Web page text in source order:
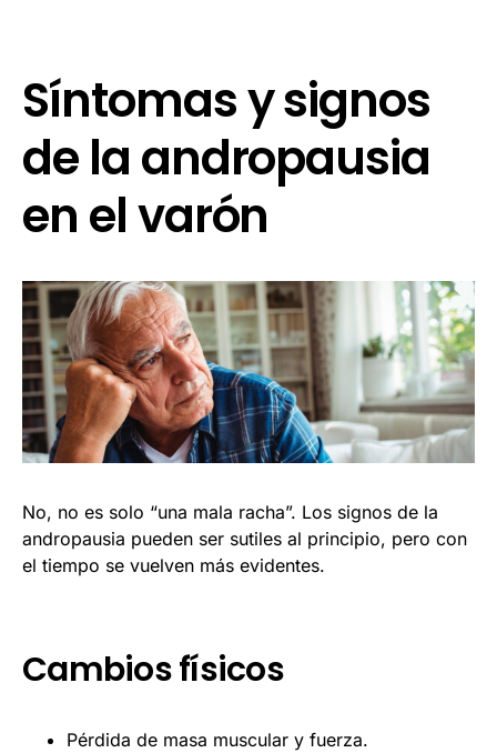
Síntomas y signos
de la andropausia
en el varón
No, no es solo “una mala racha”. Los signos de la
andropausia pueden ser sutiles al principio, pero con
el tiempo se vuelven más evidentes.
Cambios físicos
Pérdida de masa muscular y fuerza.